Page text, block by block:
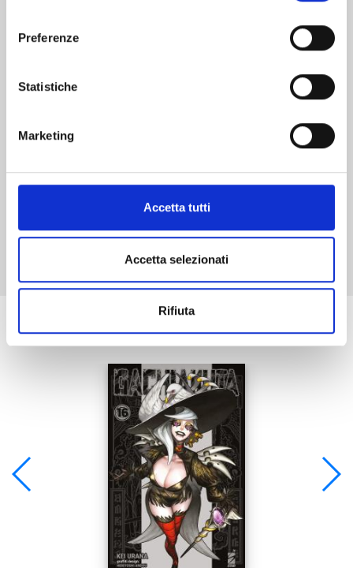
Preferenze
Statistiche
Marketing
Accetta tutti
Accetta selezionati
Rifiuta
Mostra tutto
Se ti è piaciuto prova anche: